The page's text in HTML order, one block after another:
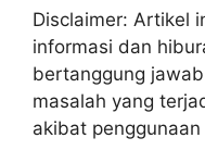
Disclaimer: Artikel
informasi dan
bertanggung
masalah yang
akibat